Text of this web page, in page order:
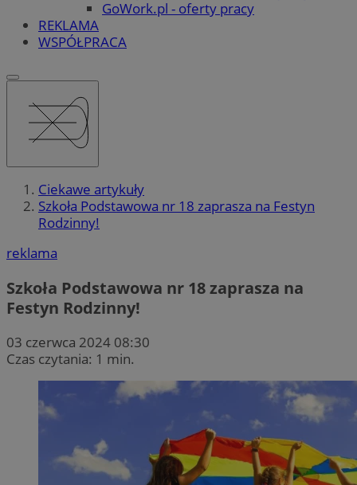
GoWork.pl - oferty pracy
REKLAMA
WSPÓŁPRACA
Ciekawe artykuły
Szkoła Podstawowa nr 18 zaprasza na Festyn
Rodzinny!
reklama
Szkoła Podstawowa nr 18 zaprasza na
Festyn Rodzinny!
03 czerwca 2024 08:30
Czas czytania: 1 min.